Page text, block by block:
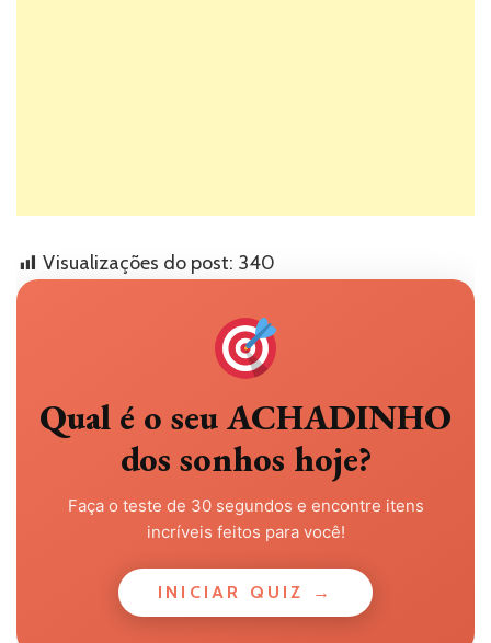
Visualizações do post: 340
Qual é o seu ACHADINHO
dos sonhos hoje?
Faça o teste de 30 segundos e encontre itens
incríveis feitos para você!
INICIAR QUIZ →